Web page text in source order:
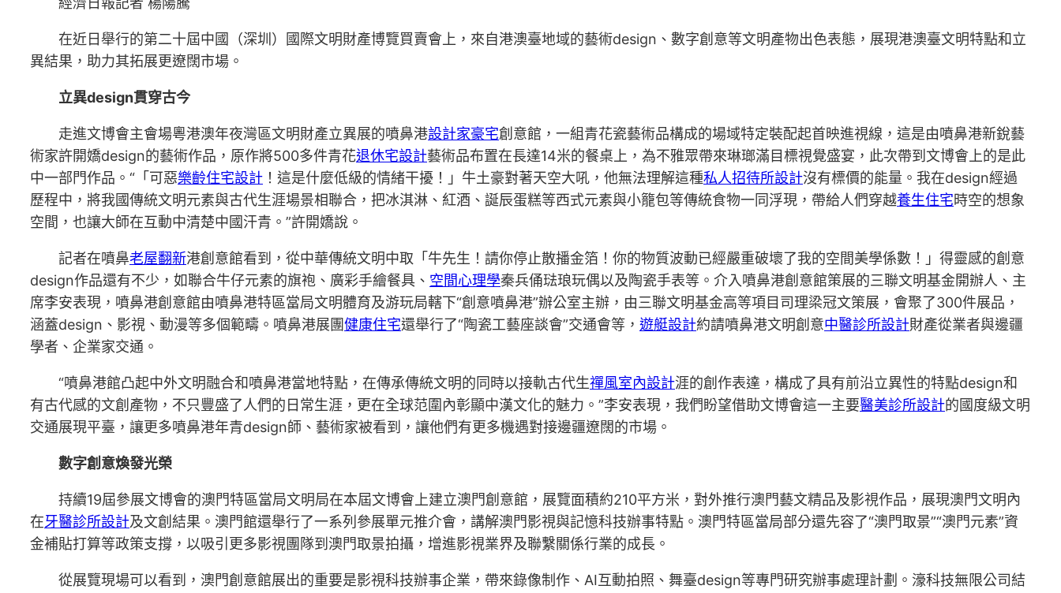
在近日舉行的第二十屆中國（深圳）國際文明財產博覽買賣會上，來自港澳臺地域的藝術design、數字創意等文明產物出色表態，展現港澳臺文明特點和立
異結果，助力其拓展更遼闊市場。
立異design貫穿古今
走進文博會主會場粵港澳年夜灣區文明財產立異展的噴鼻港設計家豪宅創意館，一組青花瓷藝術品構成的場域特定裝配起首映進視線，這是由噴鼻港新銳藝
術家許開嬌design的藝術作品，原作將500多件青花退休宅設計藝術品布置在長達14米的餐桌上，為不雅眾帶來琳瑯滿目標視覺盛宴，此次帶到文博會上的是此
中一部門作品。“「可惡樂齡住宅設計 ！這是什麼低級的情緒干擾！」牛土豪對著天空大吼，他無法理解這種私人招待所設計沒有標價的能量。我在design經過
歷程中，將我國傳統文明元素與古代生涯場景相聯合，把冰淇淋、紅酒、誕辰蛋糕等西式元素與小籠包等傳統食物一同浮現，帶給人們穿越養生住宅時空的想象
空間，也讓大師在互動中清楚中國汗青。”許開嬌說。
記者在噴鼻老屋翻新港創意館看到，從中華傳統文明中取「牛先生！請你停止散播金箔！你的物質波動已經嚴重破壞了我的空間美學係數！」得靈感的創意
design作品還有不少，如聯合牛仔元素的旗袍、廣彩手繪餐具、 空間心理學秦兵俑琺琅玩偶以及陶瓷手表等。介入噴鼻港創意館策展的三聯文明基金開辦人、主
席李安表現，噴鼻港創意館由噴鼻港特區當局文明體育及游玩局轄下“創意噴鼻港”辦公室主辦，由三聯文明基金高等項目司理梁冠文策展，會聚了300件展品，
涵蓋design、影視、動漫等多個範疇。噴鼻港展團健康住宅還舉行了“陶瓷工藝座談會”交通會等， 遊艇設計約請噴鼻港文明創意中醫診所設計財產從業者與邊疆
學者、企業家交通。
“噴鼻港館凸起中外文明融合和噴鼻港當地特點，在傳承傳統文明的同時以接軌古代生禪風室內設計涯的創作表達，構成了具有前沿立異性的特點design和
有古代感的文創產物，不只豐盛了人們的日常生涯，更在全球范圍內彰顯中漢文化的魅力。”李安表現，我們盼望借助文博會這一主要醫美診所設計的國度級文明
交通展現平臺，讓更多噴鼻港年青design師、藝術家被看到，讓他們有更多機遇對接邊疆遼闊的市場。
數字創意煥發光榮
持續19屆參展文博會的澳門特區當局文明局在本屆文博會上建立澳門創意館，展覽面積約210平方米，對外推行澳門藝文精品及影視作品，展現澳門文明內
在牙醫診所設計及文創結果。澳門館還舉行了一系列參展單元推介會，講解澳門影視與記憶科技辦事特點。澳門特區當局部分還先容了“澳門取景”“澳門元素”資
金補貼打算等政策支撐，以吸引更多影視團隊到澳門取景拍攝，增進影視業界及聯繫關係行業的成長。
從展覽現場可以看到，澳門創意館展出的重要是影視科技辦事企業，帶來錄像制作、AI互動拍照、舞臺design等專門研究辦事處理計劃。濠科技無限公司結